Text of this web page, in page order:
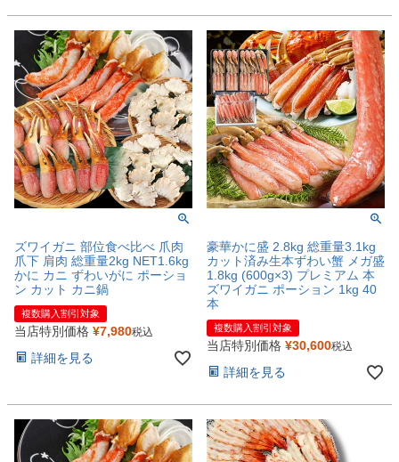
ズワイガニ 部位食べ比べ 爪肉
爪下 肩肉 総重量2kg NET1.6kg
かに カニ ずわいがに ポーショ
ン カット カニ鍋
複数購入割引対象
当店特別価格 ¥7,980税込
詳細を見る
豪華かに盛 2.8kg 総重量3.1kg
カット済み生本ずわい蟹 メガ盛
1.8kg (600g×3) プレミアム 本
ズワイガニ ポーション 1kg 40
本
複数購入割引対象
当店特別価格 ¥30,600税込
詳細を見る